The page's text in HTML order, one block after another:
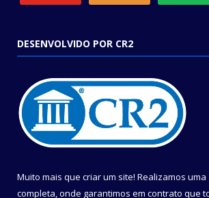
DESENVOLVIDO POR CR2
Muito mais que criar um site! Realizamos
completa, onde garantimos em contrato que